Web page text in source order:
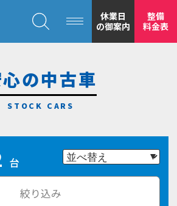
休業日
の御案内
整備
料金表
の中古車
台
絞り込み